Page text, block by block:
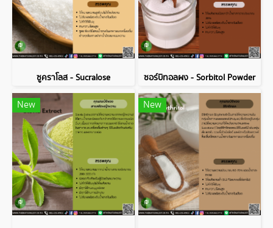
ซูคราโลส - Sucralose ซอร์บิทอลผง - Sorbitol Powder
New New